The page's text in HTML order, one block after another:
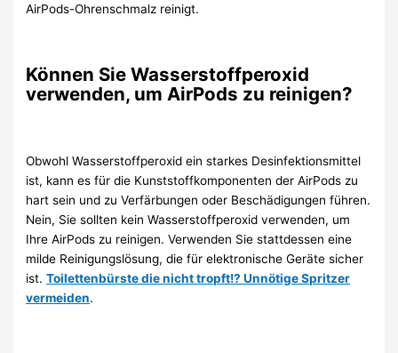
AirPods-Ohrenschmalz reinigt.
Können Sie Wasserstoffperoxid
verwenden, um AirPods zu reinigen?
Obwohl Wasserstoffperoxid ein starkes Desinfektionsmittel
ist, kann es für die Kunststoffkomponenten der AirPods zu
hart sein und zu Verfärbungen oder Beschädigungen führen.
Nein, Sie sollten kein Wasserstoffperoxid verwenden, um
Ihre AirPods zu reinigen. Verwenden Sie stattdessen eine
milde Reinigungslösung, die für elektronische Geräte sicher
ist.Toilettenbürste die nicht tropft!? Unnötige Spritzer
vermeiden.